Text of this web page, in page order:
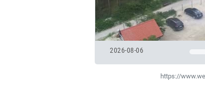
2026-08-06
https://